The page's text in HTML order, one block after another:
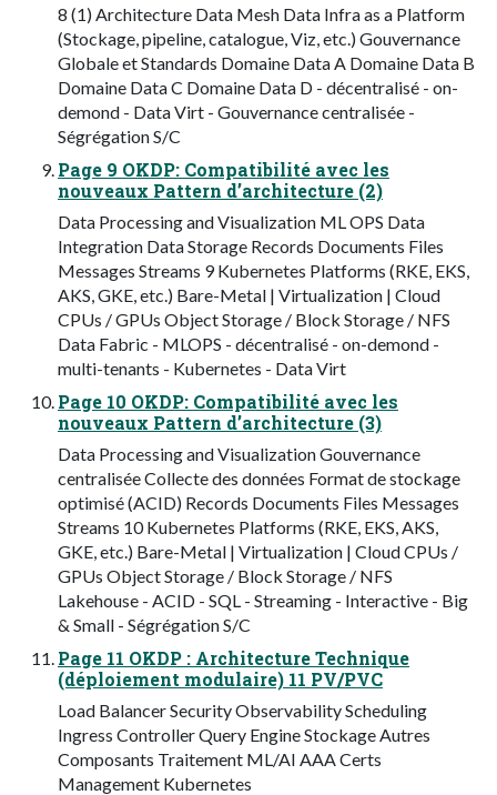
8 (1) Architecture Data Mesh Data Infra as a Platform
(Stockage, pipeline, catalogue, Viz, etc.) Gouvernance
Globale et Standards Domaine Data A Domaine Data B
Domaine Data C Domaine Data D - décentralisé - on-
demond - Data Virt - Gouvernance centralisée -
Ségrégation S/C
Page 9 OKDP: Compatibilité avec les
nouveaux Pattern d’architecture (2)
Data Processing and Visualization ML OPS Data
Integration Data Storage Records Documents Files
Messages Streams 9 Kubernetes Platforms (RKE, EKS,
AKS, GKE, etc.) Bare-Metal | Virtualization | Cloud
CPUs / GPUs Object Storage / Block Storage / NFS
Data Fabric - MLOPS - décentralisé - on-demond -
multi-tenants - Kubernetes - Data Virt
Page 10 OKDP: Compatibilité avec les
nouveaux Pattern d’architecture (3)
Data Processing and Visualization Gouvernance
centralisée Collecte des données Format de stockage
optimisé (ACID) Records Documents Files Messages
Streams 10 Kubernetes Platforms (RKE, EKS, AKS,
GKE, etc.) Bare-Metal | Virtualization | Cloud CPUs /
GPUs Object Storage / Block Storage / NFS
Lakehouse - ACID - SQL - Streaming - Interactive - Big
& Small - Ségrégation S/C
Page 11 OKDP : Architecture Technique
(déploiement modulaire) 11 PV/PVC
Load Balancer Security Observability Scheduling
Ingress Controller Query Engine Stockage Autres
Composants Traitement ML/AI AAA Certs
Management Kubernetes